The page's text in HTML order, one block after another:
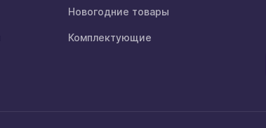
Новогодние товары
Комплектующие